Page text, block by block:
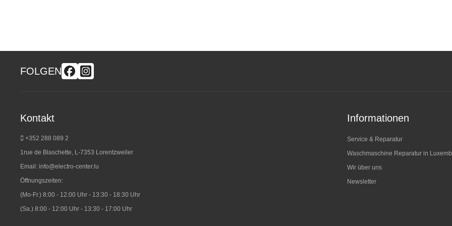
FOLGEN
Kontakt
+352 288 089 2
1rue de Blaschette, L-7353 Lorentzweiler
Email: info@electro-center.lu
Öffnungszeiten:
(Mo-Fr.) 8:00 - 12:00 Uhr - 13:30 - 18:30 Uhr
(Sa.) 8:00 - 12:00 Uhr - 13:30 - 17:00 Uhr
Informationen
Service & Reparatur
Waschmaschine Reparatur in
Wir über uns
Newsletter